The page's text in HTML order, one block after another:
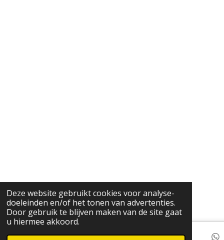
Deze website gebruikt cookies voor analyse-
doeleinden en/of het tonen van advertenties.
Door gebruik te blijven maken van de site gaat
u hiermee akkoord.